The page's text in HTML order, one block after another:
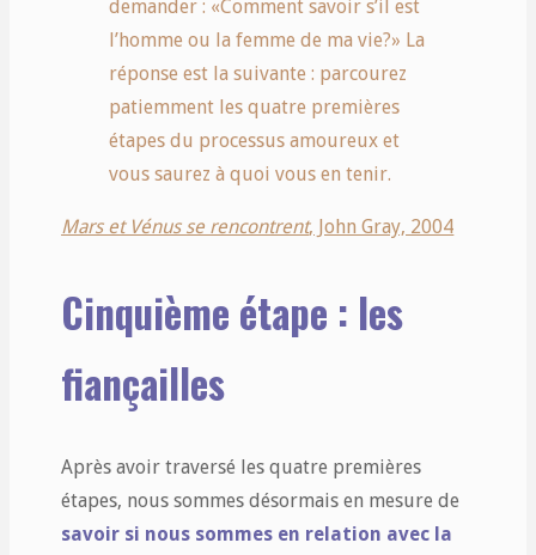
demander : «Comment savoir s’il est
l’homme ou la femme de ma vie?» La
réponse est la suivante : parcourez
patiemment les quatre premières
étapes du processus amoureux et
vous saurez à quoi vous en tenir.
Mars et Vénus se rencontrent, John Gray, 2004
Cinquième étape : les
fiançailles
Après avoir traversé les quatre premières
étapes, nous sommes désormais en mesure de
savoir si nous sommes en relation avec la